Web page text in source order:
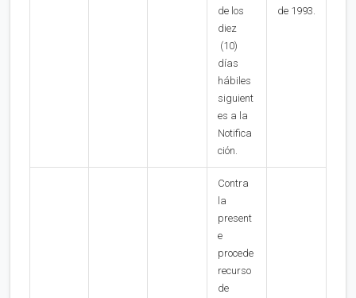
de los
diez
(10)
días
hábiles
siguient
es a la
Notifica
ción.
de 1993.
Contra
la
present
e
procede
recurso
de